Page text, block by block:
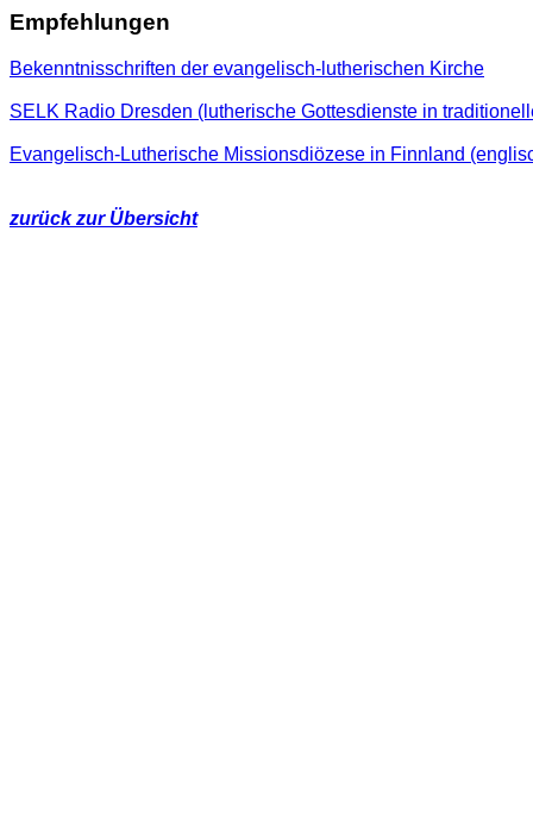
Empfehlungen
Bekenntnisschriften der evangelisch-lutherischen Kirche
SELK Radio Dresden (lutherische Gottesdienste in
Evangelisch-Lutherische Missionsdiözese in Finnland
zurück zur Übersicht